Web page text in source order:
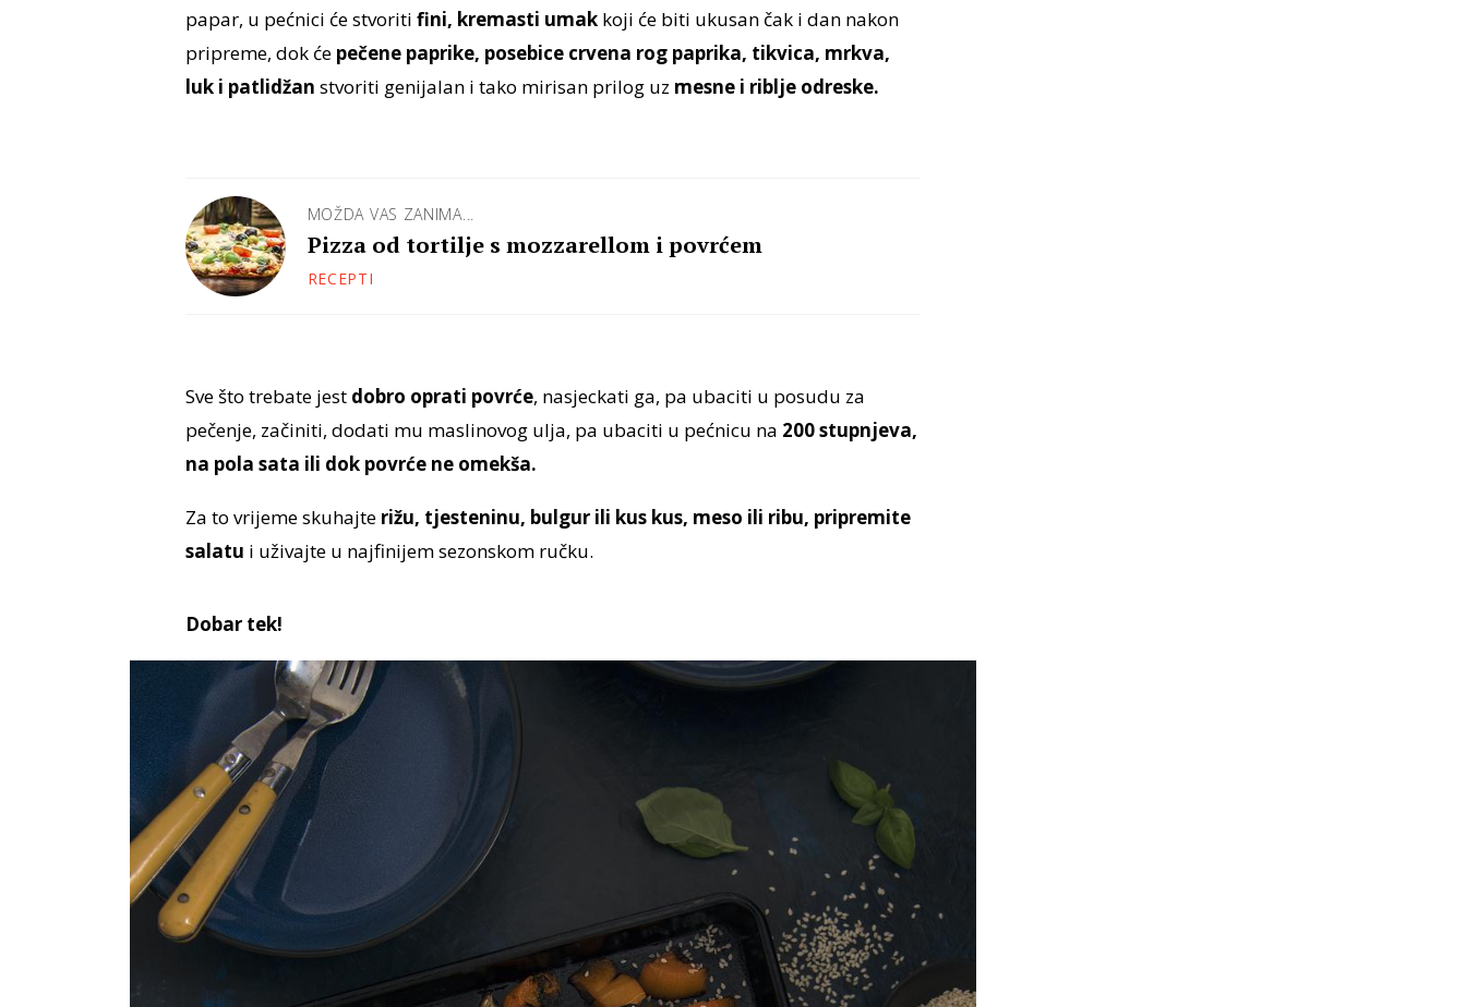
papar, u pećnici će stvoriti fini, kremasti umakkoji će biti ukusan čak i dan nakon
pripreme, dok ćepečene paprike, posebice crvena rog paprika, tikvica, mrkva,
luk i patlidžan stvoriti genijalan i tako mirisan prilog uz mesne i riblje odreske.
MOŽDA VAS ZANIMA...
Pizza od tortilje s mozzarellom i povrćem
RECEPTI
Sve što trebate jestdobro oprati povrće, nasjeckati ga, pa ubaciti u posudu za
pečenje, začiniti, dodati mu maslinovog ulja, pa ubaciti u pećnicu na 200 stupnjeva,
na pola sata ili dok povrće ne omekša.
Za to vrijeme skuhajterižu, tjesteninu, bulgur ili kus kus, meso ili ribu, pripremite
salatu i uživajte u najfinijem sezonskom ručku.
Dobar tek!